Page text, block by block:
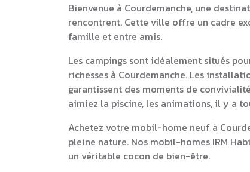
Bienvenue à Courdemanche, une
rencontrent. Cette ville offre un cadre
famille et entre amis.
Les campings sont idéalement situés
richesses à Courdemanche. Les
garantissent des moments de
aimiez la piscine, les animations, il y a
Achetez votre mobil-home neuf à
pleine nature. Nos mobil-homes IRM
un véritable cocon de bien-être.